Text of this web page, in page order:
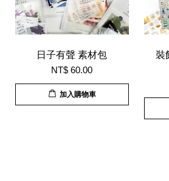
日子有聲 素材包
NT$ 60.00
加入購物車
裝